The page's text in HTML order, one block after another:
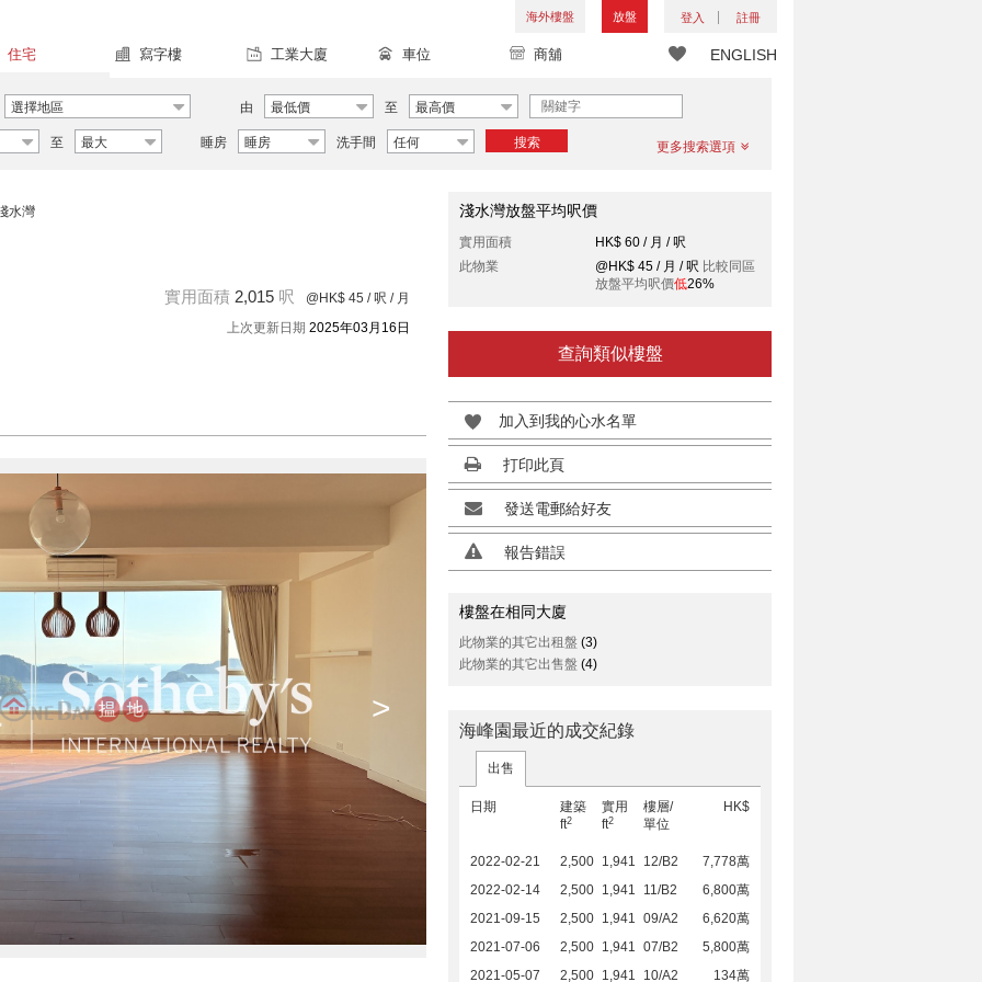
海外樓盤 放盤 登入 註冊
ENGLISH
住宅 寫字樓 工業大廈 車位 商舖
選擇地區 由 最低價 至 最高價
至 最大 睡房 睡房 洗手間 任何 搜索 更多搜索選項
水灣
實用面積 2,015 呎 @HK$ 45 / 呎 / 月
上次更新日期 2025年03月16日
>
淺水灣放盤平均呎價
實用面積
HK$ 60 / 月 / 呎
此物業
@HK$ 45 / 月 / 呎 比較同區
放盤平均呎價低26%
查詢類似樓盤
加入到我的心水名單
打印此頁
發送電郵給好友
報告錯誤
樓盤在相同大廈
此物業的其它出租盤 (3)
此物業的其它出售盤 (4)
海峰園最近的成交紀錄
出售
日期
建築
ft2
實用
ft2
樓層/
單位
HK$
2022-02-21 2,500 1,941 12/B2
7,778萬
2022-02-14
2,500 1,941 11/B2
6,800萬
2021-09-15
2,500 1,941 09/A2
6,620萬
2021-07-06
2,500 1,941 07/B2
5,800萬
2021-05-07
2,500 1,941 10/A2 134萬